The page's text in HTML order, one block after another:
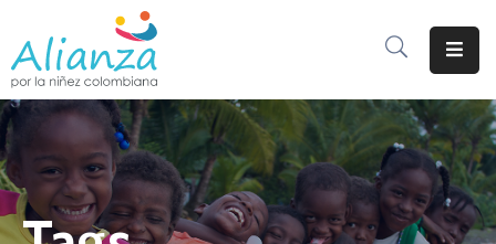
Inicio
Alianza
Documentos